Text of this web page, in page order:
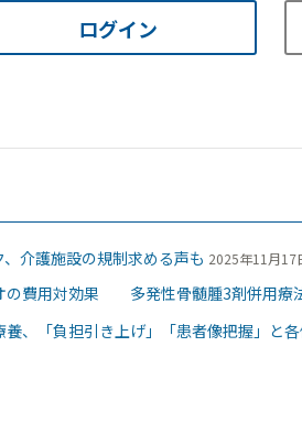
ログイン
、介護施設の規制求める声も 2025年11月17
の費用対効果 多発性骨髄腫3剤併用療
養、「負担引き上げ」「患者像把握」と